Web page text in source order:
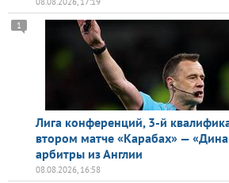
Лига конференций, 3-й
втором матче «Карабах» —
арбитры из Англии
1
08.08.2026, 16:58